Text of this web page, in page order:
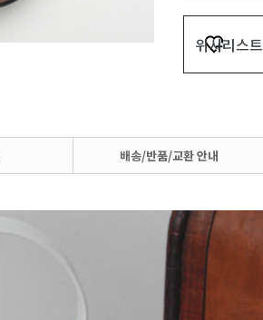
위시리스트
배송/반품/교환 안내